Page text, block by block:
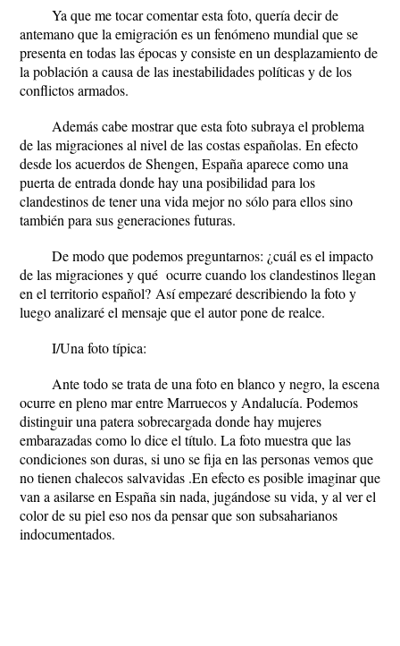
Ya que me tocar comentar esta foto, quería decir de
antemano que la emigración es un fenómeno mundial que se
presenta en todas las épocas y consiste en un desplazamiento de
la población a causa de las inestabilidades políticas y de los
conflictos armados.
Además cabe mostrar que esta foto subraya el problema
de las migraciones al nivel de las costas españolas. En efecto
desde los acuerdos de Shengen, España aparece como una
puerta de entrada donde hay una posibilidad para los
clandestinos de tener una vida mejor no sólo para ellos sino
también para sus generaciones futuras.
De modo que podemos preguntarnos: ¿cuál es el impacto
de las migraciones y qué ocurre cuando los clandestinos llegan
en el territorio español? Así empezaré describiendo la foto y
luego analizaré el mensaje que el autor pone de realce.
I/Una foto típica:
Ante todo se trata de una foto en blanco y negro, la escena
ocurre en pleno mar entre Marruecos y Andalucía. Podemos
distinguir una patera sobrecargada donde hay mujeres
embarazadas como lo dice el título. La foto muestra que las
condiciones son duras, si uno se fija en las personas vemos que
no tienen chalecos salvavidas .En efecto es posible imaginar que
van a asilarse en España sin nada, jugándose su vida, y al ver el
color de su piel eso nos da pensar que son subsaharianos
indocumentados.